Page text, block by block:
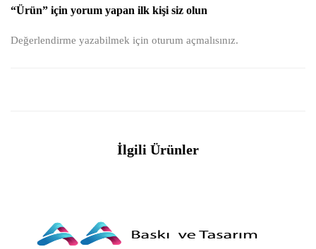
“Ürün” için yorum yapan ilk kişi siz olun
Değerlendirme yazabilmek için oturum açmalısınız.
İlgili Ürünler